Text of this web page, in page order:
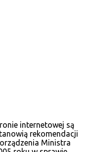
internetowej są
rekomendacji
Ministra